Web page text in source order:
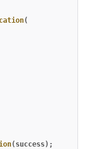
(
(success);